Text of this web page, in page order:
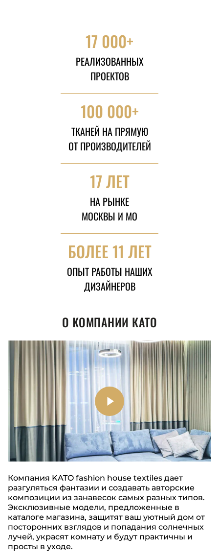
17 000+
РЕАЛИЗОВАННЫХ
ПРОЕКТОВ
100 000+
ТКАНЕЙ НА ПРЯМУЮ
ОТ ПРОИЗВОДИТЕЛЕЙ
17 ЛЕТ
НА РЫНКЕ
МОСКВЫ И МО
БОЛЕЕ 11 ЛЕТ
ОПЫТ РАБОТЫ НАШИХ
ДИЗАЙНЕРОВ
О КОМПАНИИ КАТО
Компания KATO fashion house textiles дает
разгуляться фантазии и создавать авторские
композиции из занавесок самых разных типов.
Эксклюзивные модели, предложенные в
каталоге магазина, защитят ваш уютный дом от
посторонних взглядов и попадания солнечных
лучей, украсят комнату и будут практичны и
просты в уходе.